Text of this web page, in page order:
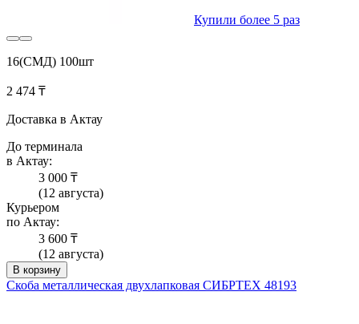
Купили более 5 раз
16(СМД) 100шт
2 474 ₸
Доставка в Актау
До терминала
в Актау:
3 000 ₸
(12 августа)
Курьером
по Актау:
3 600 ₸
(12 августа)
В корзину
Скоба металлическая двухлапковая СИБРТЕХ 48193